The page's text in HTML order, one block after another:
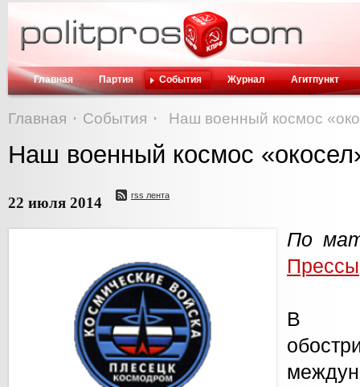
Главная Партия События Журнал Агитпункт
Главная События Наш военный космос
Наш военный космос
22 июля 2014 rss лента
По
Прессы
В